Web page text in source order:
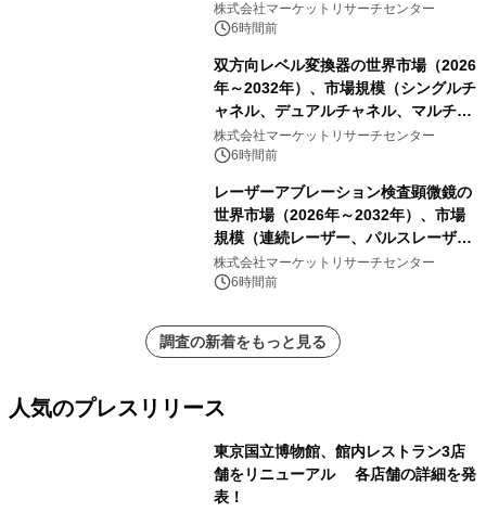
ト、プラスチック、金属）・分析レポ
ートを発表
株式会社マーケットリサーチセンター
6時間前
双方向レベル変換器の世界市場（2026
年～2032年）、市場規模（シングルチ
ャネル、デュアルチャネル、マルチチ
ャネル）・分析レポートを発表
株式会社マーケットリサーチセンター
6時間前
レーザーアブレーション検査顕微鏡の
世界市場（2026年～2032年）、市場
規模（連続レーザー、パルスレーザ
ー）・分析レポートを発表
株式会社マーケットリサーチセンター
6時間前
調査の新着をもっと見る
人気のプレスリリース
東京国立博物館、館内レストラン3店
舗をリニューアル 各店舗の詳細を発
表！